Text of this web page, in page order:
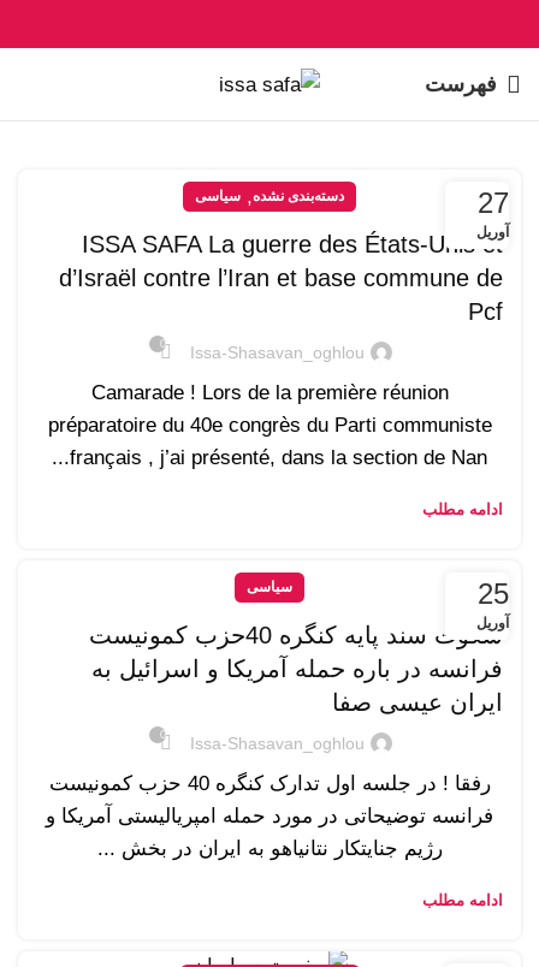
فهرست
27
آوریل
دسته‌بندی نشده, سیاسی
ISSA SAFA La guerre des États-Unis et
d’Israël contre l’Iran et base commune de
Pcf
Issa-Shasavan_oghlou
0
Camarade ! Lors de la première réunion
préparatoire du 40e congrès du Parti communiste
français , j’ai présenté, dans la section de Nan...
ادامه مطلب
25
آوریل
سیاسی
سکوت سند پایه کنگره 40حزب کمونیست
فرانسه در باره حمله آمریکا و اسرائیل به
ایران عیسی صفا
Issa-Shasavan_oghlou
0
رفقا ! در جلسه اول تدارک کنگره 40 حزب کمونیست
فرانسه توضیحاتی در مورد حمله امپریالیستی آمریکا و
رژیم جنایتکار نتانیاهو به ایران در بخش ...
ادامه مطلب